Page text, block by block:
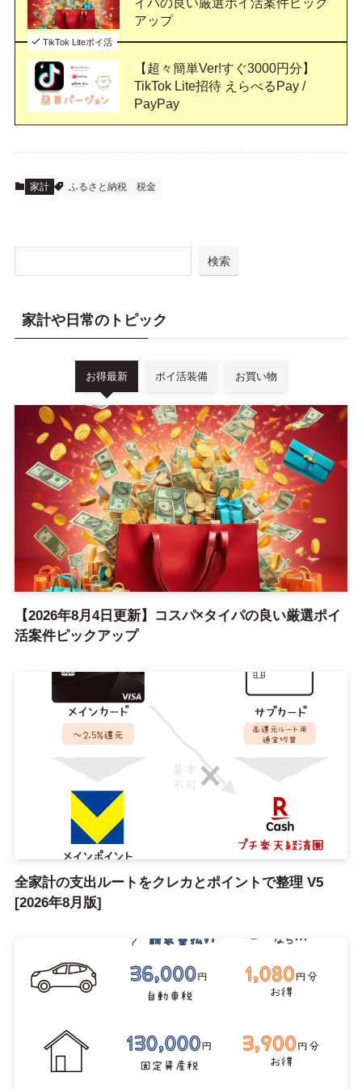
アップ
TikTok Liteポイ活
【超々簡単Ver!すぐ3000円分】
TikTok Lite招待 えらべるPay /
PayPay
家計 ふるさと納税 税金
検索
家計や日常のトピック
お得最新 ポイ活装備 お買い物
【2026年8月4日更新】コスパ×タイパの良い厳選ポイ
活案件ピックアップ
全家計の支出ルートをクレカとポイントで整理 V5
[2026年8月版]